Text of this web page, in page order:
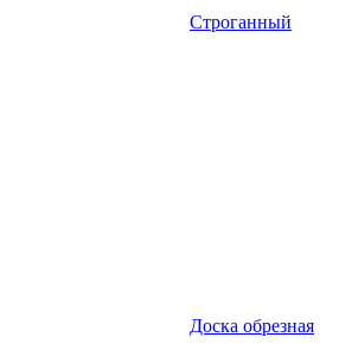
Строганный
Доска обрезная